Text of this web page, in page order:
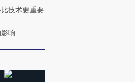
将教
机”？难民潮撕裂西班牙
技术更重要
响